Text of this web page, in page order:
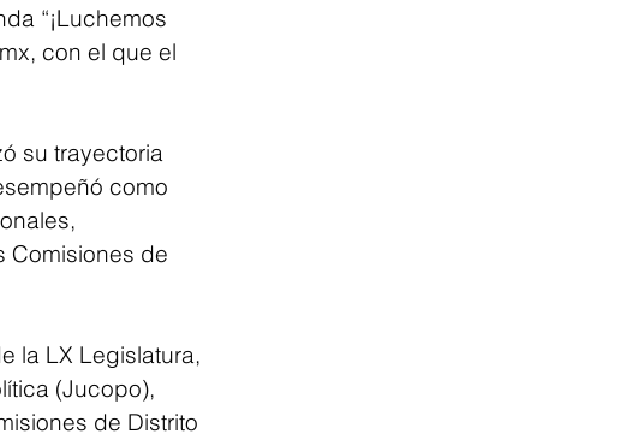
“¡Luchemos
con el que el
su trayectoria
como
Comisiones de
la LX Legislatura,
(Jucopo),
de Distrito